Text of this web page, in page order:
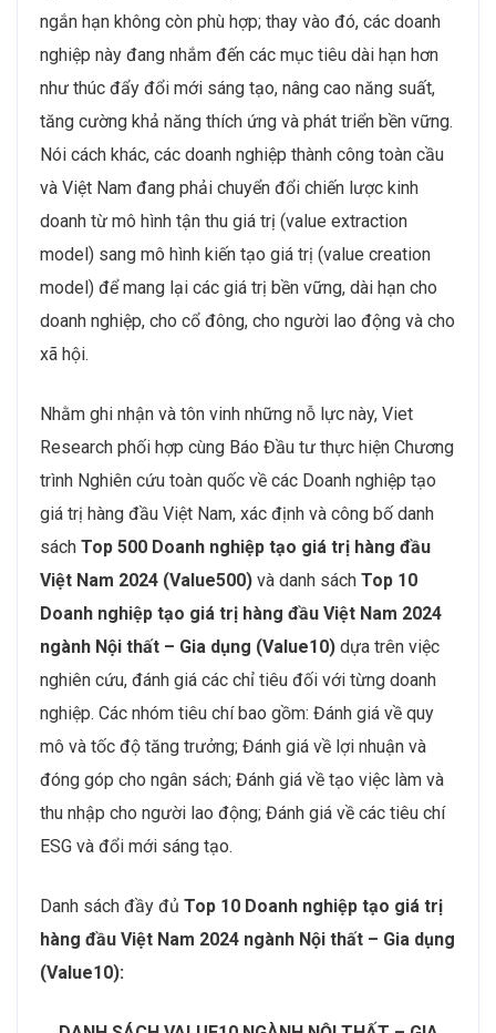
ngắn hạn không còn phù hợp; thay vào đó, các doanh
nghiệp này đang nhắm đến các mục tiêu dài hạn hơn
như thúc đẩy đổi mới sáng tạo, nâng cao năng suất,
tăng cường khả năng thích ứng và phát triển bền vững.
Nói cách khác, các doanh nghiệp thành công toàn cầu
và Việt Nam đang phải chuyển đổi chiến lược kinh
doanh từ mô hình tận thu giá trị (value extraction
model) sang mô hình kiến tạo giá trị (value creation
model) để mang lại các giá trị bền vững, dài hạn cho
doanh nghiệp, cho cổ đông, cho người lao động và cho
xã hội.
Nhằm ghi nhận và tôn vinh những nỗ lực này, Viet
Research phối hợp cùng Báo Đầu tư thực hiện Chương
trình Nghiên cứu toàn quốc về các Doanh nghiệp tạo
giá trị hàng đầu Việt Nam, xác định và công bố danh
sách Top 500 Doanh nghiệp tạo giá trị hàng đầu
Việt Nam 2024 (Value500) và danh sách Top 10
Doanh nghiệp tạo giá trị hàng đầu Việt Nam 2024
ngành Nội thất – Gia dụng (Value10) dựa trên việc
nghiên cứu, đánh giá các chỉ tiêu đối với từng doanh
nghiệp. Các nhóm tiêu chí bao gồm: Đánh giá về quy
mô và tốc độ tăng trưởng; Đánh giá về lợi nhuận và
đóng góp cho ngân sách; Đánh giá về tạo việc làm và
thu nhập cho người lao động; Đánh giá về các tiêu chí
ESG và đổi mới sáng tạo.
Danh sách đầy đủ Top 10 Doanh nghiệp tạo giá trị
hàng đầu Việt Nam 2024 ngành Nội thất – Gia dụng
(Value10):